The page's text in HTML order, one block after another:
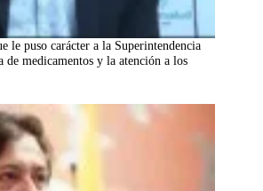
le puso carácter a la Superintendencia
de medicamentos y la atención a los